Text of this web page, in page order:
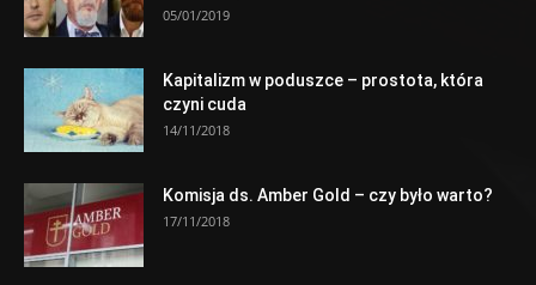
05/01/2019
Kapitalizm w poduszce – prostota, która
czyni cuda
14/11/2018
Komisja ds. Amber Gold – czy było warto?
17/11/2018